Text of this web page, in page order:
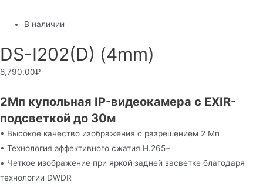
В наличии
DS-I202(D) (4mm)
8,790.00₽
2Мп купольная IP-видеокамера с EXIR-
подсветкой до 30м
• Высокое качество изображения с разрешением 2 Мп
• Технология эффективного сжатия H.265+
• Четкое изображение при яркой задней засветке благодаря
технологии DWDR